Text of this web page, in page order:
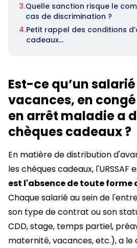
3.Quelle sanction risque le
cas de discrimination ?
4.Petit rappel des conditions
cadeaux…
Est-ce qu’un
vacances, en
en arrêt maladie a
chèques cadeaux ?
En matière de distribution
les chèques cadeaux, l'URSSAF
est l'absence de toute
Chaque salarié au sein de
son type de contrat ou son
CDD, stage, temps partiel,
maternité, vacances, etc.), a le